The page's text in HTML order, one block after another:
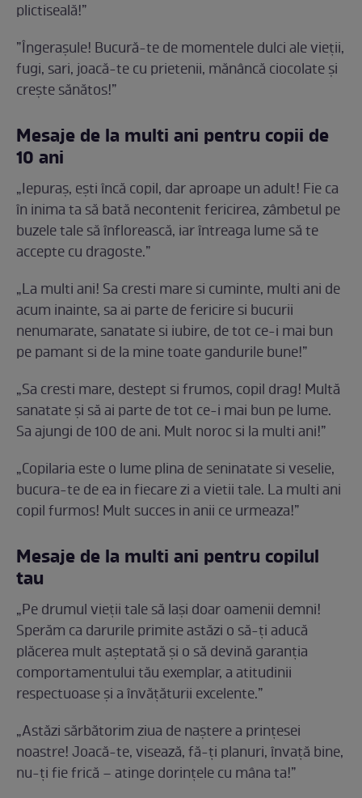
plictiseală!”
”Îngerașule! Bucură-te de momentele dulci ale vieții,
fugi, sari, joacă-te cu prietenii, mănâncă ciocolate și
crește sănătos!”
Mesaje de la multi ani pentru copii de
10 ani
„Iepuraș, ești încă copil, dar aproape un adult! Fie ca
în inima ta să bată necontenit fericirea, zâmbetul pe
buzele tale să înflorească, iar întreaga lume să te
accepte cu dragoste.”
„La multi ani! Sa cresti mare si cuminte, multi ani de
acum inainte, sa ai parte de fericire si bucurii
nenumarate, sanatate si iubire, de tot ce-i mai bun
pe pamant si de la mine toate gandurile bune!”
„Sa cresti mare, destept si frumos, copil drag! Multă
sanatate și să ai parte de tot ce-i mai bun pe lume.
Sa ajungi de 100 de ani. Mult noroc si la multi ani!”
„Copilaria este o lume plina de seninatate si veselie,
bucura-te de ea in fiecare zi a vietii tale. La multi ani
copil furmos! Mult succes in anii ce urmeaza!”
Mesaje de la multi ani pentru copilul
tau
„Pe drumul vieții tale să lași doar oamenii demni!
Sperăm ca darurile primite astăzi o să-ți aducă
plăcerea mult așteptată și o să devină garanția
comportamentului tău exemplar, a atitudinii
respectuoase și a învățăturii excelente.”
„Astăzi sărbătorim ziua de naștere a prințesei
noastre! Joacă-te, visează, fă-ți planuri, învață bine,
nu-ți fie frică – atinge dorințele cu mâna ta!”